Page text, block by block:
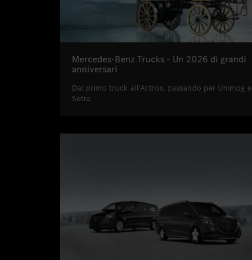
Mercedes-Benz Trucks - Un 2026 di grandi
anniversari
Dal primo truck all'Actros, passando per Unimog e
Setra